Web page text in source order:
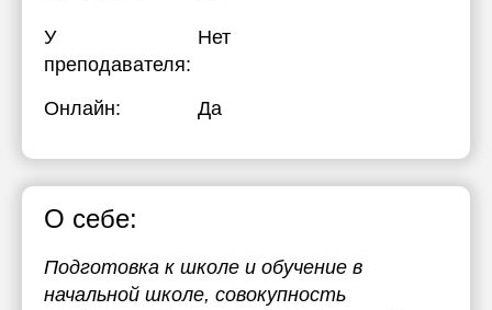
У
преподавателя:
Нет
Онлайн: Да
О себе:
Подготовка к школе и обучение в
начальной школе, совокупность